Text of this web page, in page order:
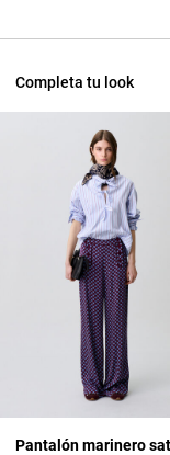
Completa tu look